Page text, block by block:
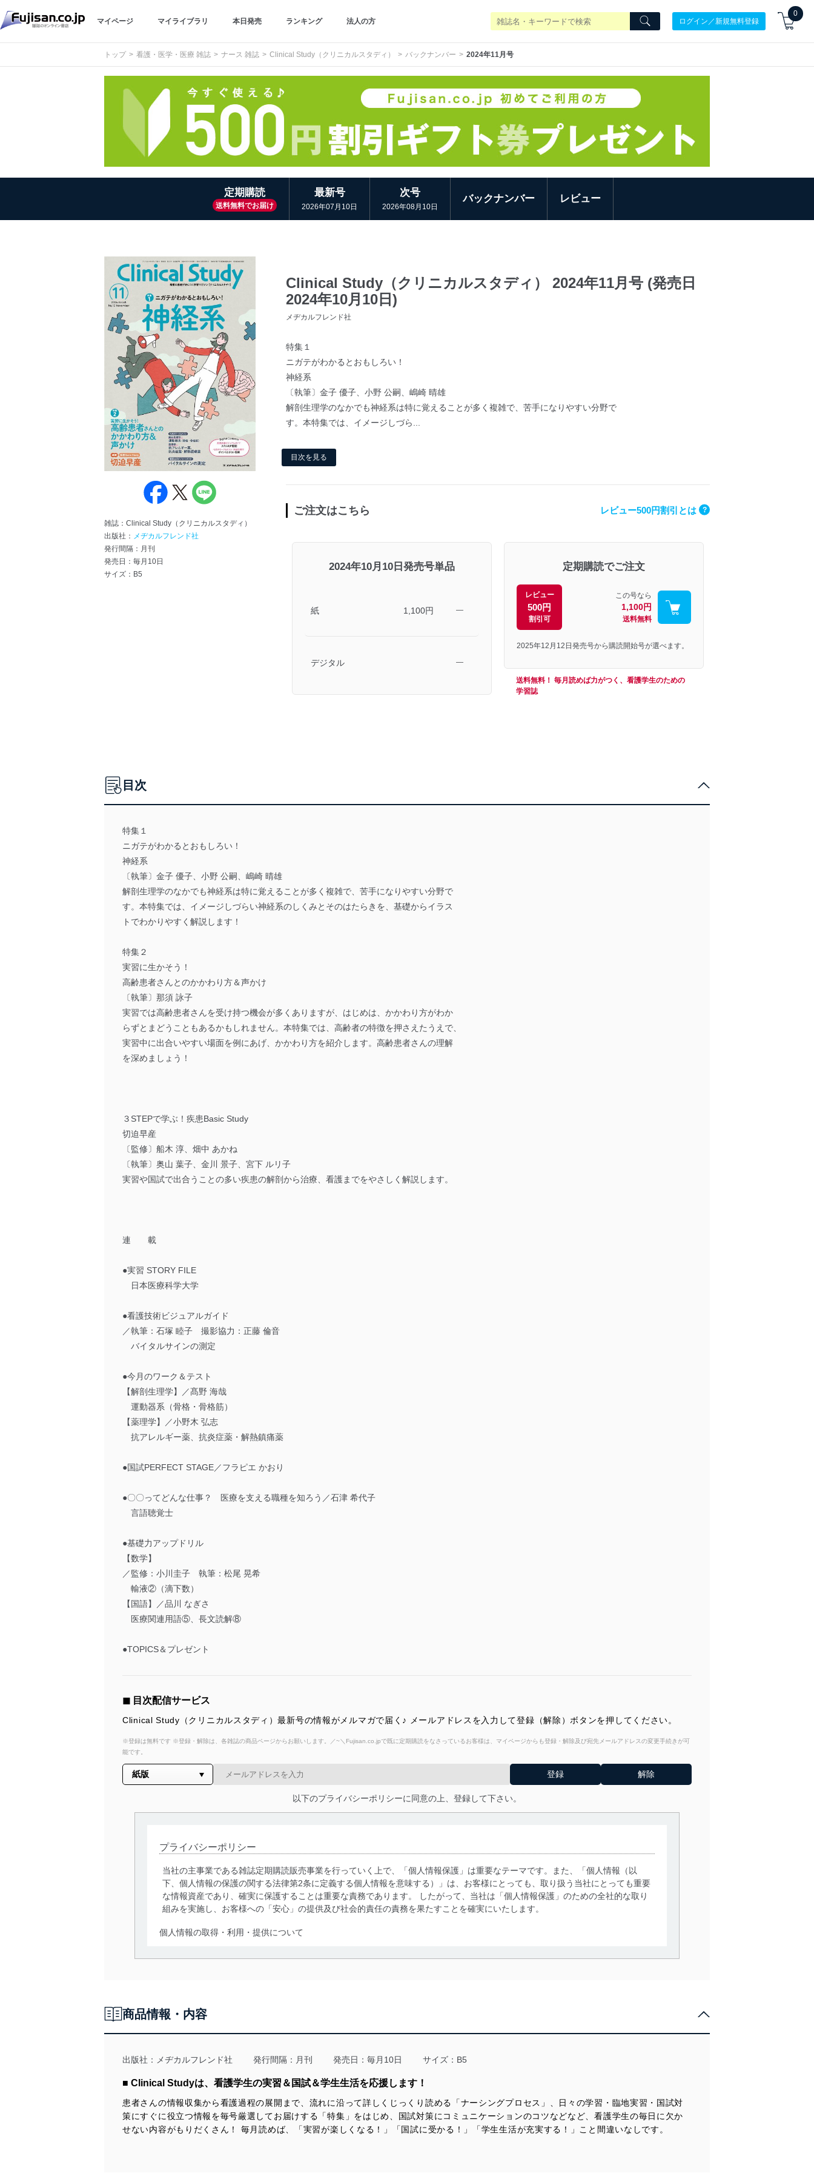
マイページ マイライブラリ 本日発売 ランキング 法人の方 ログイン／新規無料登録
0
トップ 看護・医学・医療 雑誌 ナース 雑誌 Clinical Study（クリニカルスタディ） バックナンバー 2024年11月号
定期購読
送料無料でお届け
最新号
2026年07月10日
次号
2026年08月10日
バックナンバー レビュー
雑誌：Clinical Study（クリニカルスタディ）
出版社： メヂカルフレンド社
発行間隔：月刊
発売日：毎月10日
サイズ：B5
Clinical Study（クリニカルスタディ） 2024年11月号 (発売日
2024年10月10日)
メヂカルフレンド社
特集１
ニガテがわかるとおもしろい！
神経系
〔執筆〕金子 優子、小野 公嗣、嶋崎 晴雄
解剖生理学のなかでも神経系は特に覚えることが多く複雑で、苦手になりやすい分野で
す。本特集では、イメージしづら...
目次を見る
ご注文はこちら レビュー500円割引とは ?
2024年10月10日発売号単品
紙 1,100円 ―
デジタル ―
定期購読でご注文
レビュー
500円
割引可
この号なら
1,100円
送料無料
2025年12月12日発売号から購読開始号が選べます。
送料無料！ 毎月読めば力がつく、看護学生のための
学習誌
目次
特集１
ニガテがわかるとおもしろい！
神経系
〔執筆〕金子 優子、小野 公嗣、嶋崎 晴雄
解剖生理学のなかでも神経系は特に覚えることが多く複雑で、苦手になりやすい分野で
す。本特集では、イメージしづらい神経系のしくみとそのはたらきを、基礎からイラス
トでわかりやすく解説します！
特集２
実習に生かそう！
高齢患者さんとのかかわり方＆声かけ
〔執筆〕那須 詠子
実習では高齢患者さんを受け持つ機会が多くありますが、はじめは、かかわり方がわか
らずとまどうこともあるかもしれません。本特集では、高齢者の特徴を押さえたうえで、
実習中に出合いやすい場面を例にあげ、かかわり方を紹介します。高齢患者さんの理解
を深めましょう！
３STEPで学ぶ！疾患Basic Study
切迫早産
〔監修〕船木 淳、畑中 あかね
〔執筆〕奥山 葉子、金川 景子、宮下 ルリ子
実習や国試で出合うことの多い疾患の解剖から治療、看護までをやさしく解説します。
連 載
●実習 STORY FILE
日本医療科学大学
●看護技術ビジュアルガイド
／執筆：石塚 睦子 撮影協力：正藤 倫音
バイタルサインの測定
●今月のワーク＆テスト
【解剖生理学】／髙野 海哉
運動器系（骨格・骨格筋）
【薬理学】／小野木 弘志
抗アレルギー薬、抗炎症薬・解熱鎮痛薬
●国試PERFECT STAGE／フラピエ かおり
●〇〇ってどんな仕事？ 医療を支える職種を知ろう／石津 希代子
言語聴覚士
●基礎力アップドリル
【数学】
／監修：小川圭子 執筆：松尾 晃希
輸液②（滴下数）
【国語】／品川 なぎさ
医療関連用語⑤、長文読解⑧
●TOPICS＆プレゼント
◼︎ 目次配信サービス
Clinical Study（クリニカルスタディ）最新号の情報がメルマガで届く♪ メールアドレスを入力して登録（解除）ボタンを押してください。
※登録は無料です ※登録・解除は、各雑誌の商品ページからお願いします。／~＼Fujisan.co.jpで既に定期購読をなさっているお客様は、マイページからも登録・解除及び宛先メールアドレスの変更手続きが可
能です。
以下のプライバシーポリシーに同意の上、登録して下さい。
プライバシーポリシー
当社の主事業である雑誌定期購読販売事業を行っていく上で、「個人情報保護」は重要なテーマです。また、「個人情報（以
下、個人情報の保護の関する法律第2条に定義する個人情報を意味する）」は、お客様にとっても、取り扱う当社にとっても重要
な情報資産であり、確実に保護することは重要な責務であります。 したがって、当社は「個人情報保護」のための全社的な取り
組みを実施し、お客様への「安心」の提供及び社会的責任の責務を果たすことを確実にいたします。
個人情報の取得・利用・提供について
当社は、個人情報の取得・利用・提供に際して、その利用目的を明確にし、本人の同意を得たうえで利用目的の達成に必要な範
法令遵守
令及びその他の規範を常に適合させます。
個人情報の安全管理措置
当社は、個人情報の正確性及び安全性を確保するために、下記セキュリティ対策をはじめとする安全対策を実施し、個人情報の
漏えい、滅失またはき損の防止及び是正に努めます。
アクセス制御
商品情報・内容
出版社： メヂカルフレンド社 発行間隔：月刊 発売日：毎月10日 サイズ：B5
■ Clinical Studyは、看護学生の実習＆国試＆学生生活を応援します！
患者さんの情報収集から看護過程の展開まで、流れに沿って詳しくじっくり読める「ナーシングプロセス」、日々の学習・臨地実習・国試対
策にすぐに役立つ情報を毎号厳選してお届けする「特集」をはじめ、国試対策にコミュニケーションのコツなどなど、看護学生の毎日に欠か
せない内容がもりだくさん！ 毎月読めば、「実習が楽しくなる！」「国試に受かる！」「学生生活が充実する！」こと間違いなしです。